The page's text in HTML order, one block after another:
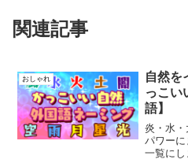
関連記事
おしゃれ
自然を
っこい
語】
炎・水
パワー
一覧にし